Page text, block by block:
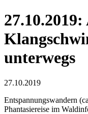
unterwegs
27.10.2019
Entspannungswandern
Phantasiereise im